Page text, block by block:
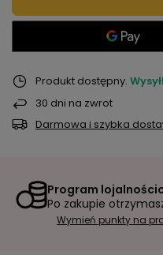
Produkt dostępny
30 dni na zwrot
Darmowa i szybka
Program
Po zakupie
Wymień punkty na